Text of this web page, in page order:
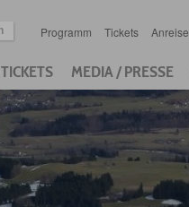
Programm Tickets Anreise
TICKETS MEDIA / PRESSE